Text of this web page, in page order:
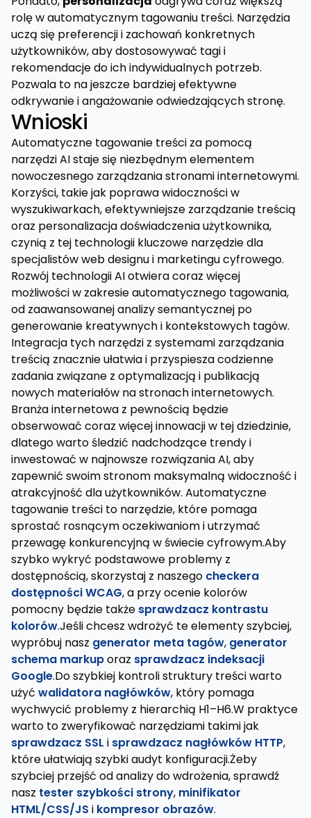
rolę w automatycznym tagowaniu treści. Narzędzia
uczą się preferencji i zachowań konkretnych
użytkowników, aby dostosowywać tagi i
rekomendacje do ich indywidualnych potrzeb.
Pozwala to na jeszcze bardziej efektywne
odkrywanie i angażowanie odwiedzających stronę.
Wnioski
Automatyczne tagowanie treści za pomocą
narzędzi AI staje się niezbędnym elementem
nowoczesnego zarządzania stronami internetowymi.
Korzyści, takie jak poprawa widoczności w
wyszukiwarkach, efektywniejsze zarządzanie treścią
oraz personalizacja doświadczenia użytkownika,
czynią z tej technologii kluczowe narzędzie dla
specjalistów web designu i marketingu cyfrowego.
Rozwój technologii AI otwiera coraz więcej
możliwości w zakresie automatycznego tagowania,
od zaawansowanej analizy semantycznej po
generowanie kreatywnych i kontekstowych tagów.
Integracja tych narzędzi z systemami zarządzania
treścią znacznie ułatwia i przyspiesza codzienne
zadania związane z optymalizacją i publikacją
nowych materiałów na stronach internetowych.
Branża internetowa z pewnością będzie
obserwować coraz więcej innowacji w tej dziedzinie,
dlatego warto śledzić nadchodzące trendy i
inwestować w najnowsze rozwiązania AI, aby
zapewnić swoim stronom maksymalną widoczność i
atrakcyjność dla użytkowników. Automatyczne
tagowanie treści to narzędzie, które pomaga
sprostać rosnącym oczekiwaniom i utrzymać
przewagę konkurencyjną w świecie cyfrowym.Aby
szybko wykryć podstawowe problemy z
dostępnością, skorzystaj z naszego checkera
dostępności WCAG, a przy ocenie kolorów
pomocny będzie także sprawdzacz kontrastu
kolorów.Jeśli chcesz wdrożyć te elementy szybciej,
wypróbuj nasz generator meta tagów, generator
schema markuporaz sprawdzacz indeksacji
Google.Do szybkiej kontroli struktury treści warto
użyć walidatora nagłówków, który pomaga
wychwycić problemy z hierarchią H1–H6.W praktyce
warto to zweryfikować narzędziami takimi jak
sprawdzacz SSL i sprawdzacz nagłówków HTTP,
które ułatwiają szybki audyt konfiguracji.Żeby
szybciej przejść od analizy do wdrożenia, sprawdź
nasz tester szybkości strony, minifikator
HTML/CSS/JS i kompresor obrazów.